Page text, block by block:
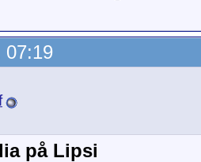
07:19
på Lipsi